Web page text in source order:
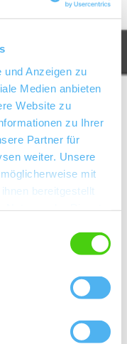
und Anzeigen zu
Medien anbieten
Website zu
zu Ihrer
Partner für
weiter. Unsere
mit
bereitgestellt